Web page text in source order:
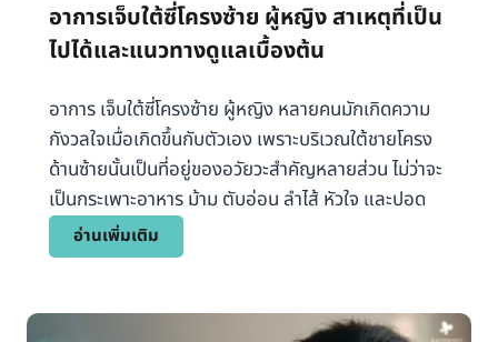
อาการเจ็บใต้ซี่โครงซ้าย ผู้หญิง สาเหตุที่เป็น
ไปได้และแนวทางดูแลเบื้องต้น
อาการ เจ็บใต้ซี่โครงซ้าย ผู้หญิง หลายคนมักเกิดความ
กังวลใจเมื่อเกิดขึ้นกับตัวเอง เพราะบริเวณใต้ชายโครง
ด้านซ้ายนั้นเป็นที่อยู่ของอวัยวะสำคัญหลายส่วน ไม่ว่าจะ
เป็นกระเพาะอาหาร ม้าม ตับอ่อน ลำไส้ หัวใจ และปอด
อ่านเพิ่มเติม
า
า